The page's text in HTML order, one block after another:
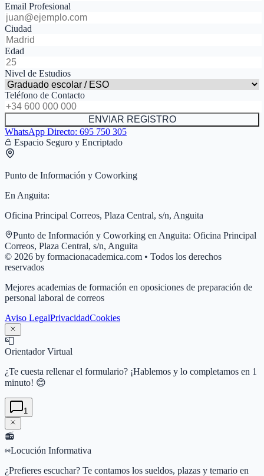
Email Profesional
Ciudad
Edad
Nivel de Estudios
Teléfono de Contacto
ENVIAR REGISTRO
WhatsApp Directo: 695 750 305
Espacio Seguro y Encriptado
Punto de Información y Coworking
En Anguita:
Oficina Principal Correos, Plaza Central, s/n, Anguita
Punto de Información y Coworking en Anguita: Oficina Principal
Correos, Plaza Central, s/n, Anguita
© 2026 by formacionacademica.com • Todos los derechos
reservados
Mejores academias de formación en oposiciones de preparación de
personal laboral de correos
Aviso LegalPrivacidadCookies
📮
Orientador Virtual
¿Te cuesta rellenar el formulario? ¡Hablemos y lo completamos en 1
minuto! 😊
1
📻
Locución Informativa
¿Prefieres escuchar? Te contamos los sueldos, plazas y temario en